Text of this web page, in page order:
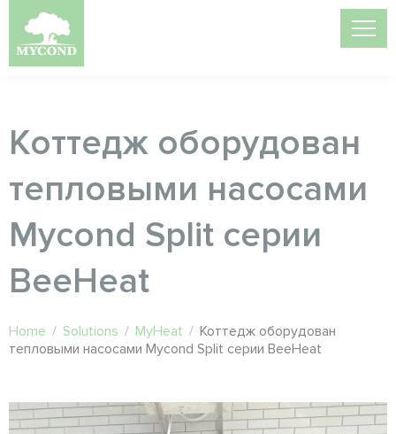
Коттедж оборудован
тепловыми насосами
Mycond Split серии
BeeHeat
Home / Solutions / MyHeat / Коттедж оборудован
тепловыми насосами Mycond Split серии BeeHeat